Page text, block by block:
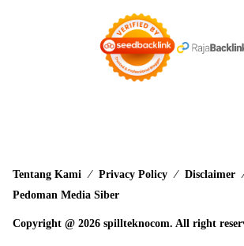
Tentang Kami Privacy Policy Disclaimer
Pedoman Media Siber
Copyright @ 2026 spillteknocom. All right